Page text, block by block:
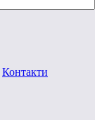
Контакти